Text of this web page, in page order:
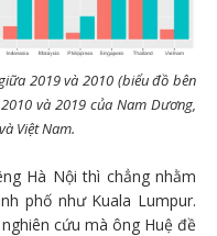
2019 và 2010 (biểu đồ bên
và 2019 của Nam Dương,
Việt Nam.
Hà Nội thì chẳng nhằm
phố như Kuala Lumpur.
cứu mà ông Huệ đề